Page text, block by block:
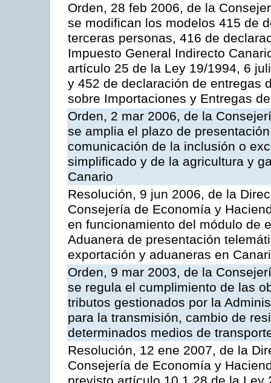
Orden, 28 feb 2006, de la
se modifican los modelos 415 de
terceras personas, 416 de
Impuesto General Indirecto
artículo 25 de la Ley 19/1994, 6
y 452 de declaración de entregas
sobre Importaciones y Entregas
Orden, 2 mar 2006, de la
se amplia el plazo de
comunicación de la inclusión o
simplificado y de la agricultura y
Canario
Resolución, 9 jun 2006, de la
Consejería de Economía y
en funcionamiento del módulo de
Aduanera de presentación
exportación y aduaneras en
Orden, 9 mar 2003, de la
se regula el cumplimiento de las
tributos gestionados por la
para la transmisión, cambio de
determinados medios de
Resolución, 12 ene 2007, de la
Consejería de Economía y